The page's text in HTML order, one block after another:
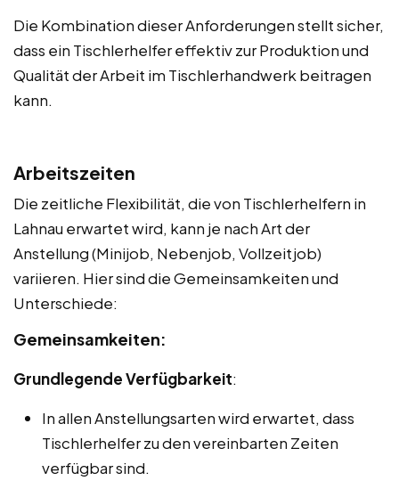
Die Kombination dieser Anforderungen stellt sicher,
dass ein Tischlerhelfer effektiv zur Produktion und
Qualität der Arbeit im Tischlerhandwerk beitragen
kann.
Arbeitszeiten
Die zeitliche Flexibilität, die von Tischlerhelfern in
Lahnau erwartet wird, kann je nach Art der
Anstellung (Minijob, Nebenjob, Vollzeitjob)
variieren. Hier sind die Gemeinsamkeiten und
Unterschiede:
Gemeinsamkeiten:
Grundlegende Verfügbarkeit:
In allen Anstellungsarten wird erwartet, dass
Tischlerhelfer zu den vereinbarten Zeiten
verfügbar sind.